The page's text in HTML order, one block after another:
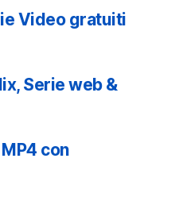
Video gratuiti
Serie web &
con